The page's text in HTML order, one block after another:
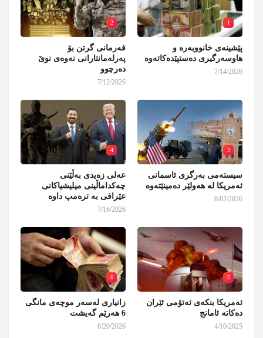
1
پێشینەی خانووبەرە و
هاوسەرگیری دەستپێدەکاتەوە
7/14/2026
2
فەرمانی گرتن بۆ
پەرلەمانتارانی نەوەی نوێ
دەرچوو
7/12/2026
3
سیستەمی بەرگری ئاسمانی
ئەمریکا لە هەولێر دەمینێتەوە
8/02/2026
4
عەلی زەیدی بەڵێنی
چەکداماڵینی میلیشیاکانی
عێراقی بە ترەمپ داوە
7/16/2026
5
ئەمریکا بنکەی ئەتۆمی ئێران
دەکاتە ئامانج
4/10/2025
6
زانیاری لەسەر موچەی مانگی
6 هەرێم گەیشت
6/20/2026